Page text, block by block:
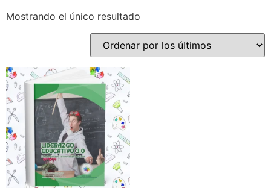
Mostrando el único resultado